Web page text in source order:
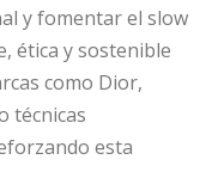
y fomentar el slow
ética y sostenible
como Dior,
técnicas
esta